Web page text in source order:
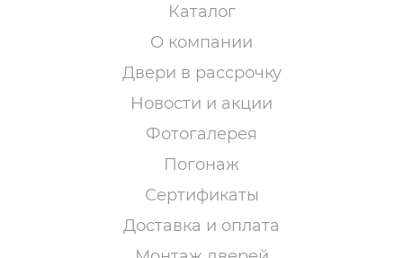
Каталог
О компании
Двери в рассрочку
Новости и акции
Фотогалерея
Погонаж
Сертификаты
Доставка и оплата